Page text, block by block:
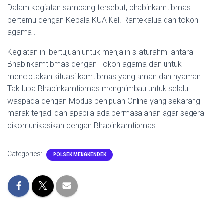
Dalam kegiatan sambang tersebut, bhabinkamtibmas
bertemu dengan Kepala KUA Kel. Rantekalua dan tokoh
agama .
Kegiatan ini bertujuan untuk menjalin silaturahmi antara
Bhabinkamtibmas dengan Tokoh agama dan untuk
menciptakan situasi kamtibmas yang aman dan nyaman .
Tak lupa Bhabinkamtibmas menghimbau untuk selalu
waspada dengan Modus penipuan Online yang sekarang
marak terjadi dan apabila ada permasalahan agar segera
dikomunikasikan dengan Bhabinkamtibmas.
Categories: POLSEK MENGKENDEK